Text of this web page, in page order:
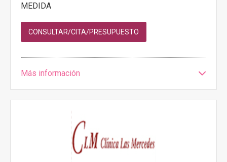
MEDIDA
CONSULTAR/CITA/PRESUPUESTO
Más información